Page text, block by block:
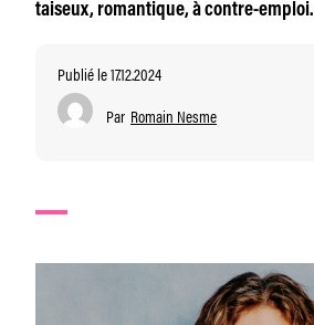
taiseux, romantique, à contre-emploi.
Publié le 17.12.2024
Par Romain Nesme